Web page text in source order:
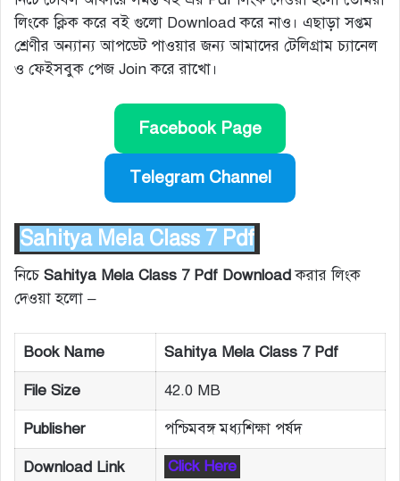
লিংকে ক্লিক করে বই গুলো Download করে নাও। এছাড়া সপ্তম
শ্রেণীর অন্যান্য আপডেট পাওয়ার জন্য আমাদের টেলিগ্রাম চ্যানেল
ও ফেইসবুক পেজ Join করে রাখো।
Facebook Page
Telegram Channel
Sahitya Mela Class 7 Pdf
নিচে Sahitya Mela Class 7 Pdf Downloadকরার লিংক
দেওয়া হলো –
Book Name Sahitya Mela Class 7 Pdf
File Size 42.0 MB
Publisher পশ্চিমবঙ্গ মধ্যশিক্ষা পর্ষদ
Download Link Click Here